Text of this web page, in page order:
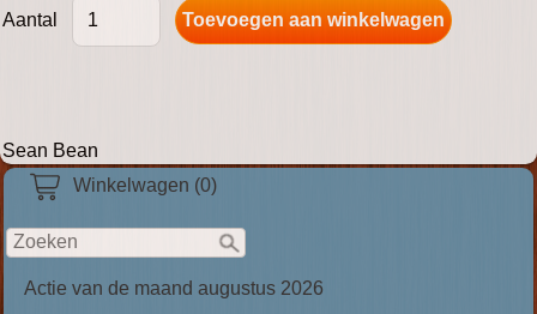
Winkelwagen (0)
Actie van de maand augustus 2026
Aantal
Sean Bean